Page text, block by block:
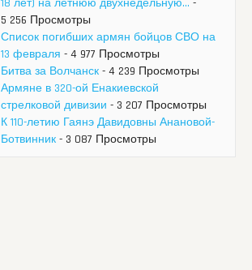
18 лет) на летнюю двухнедельную... -
5 256 Просмотры
Список погибших армян бойцов СВО на
13 февраля - 4 977 Просмотры
Битва за Волчанск - 4 239 Просмотры
Армяне в 320-ой Енакиевской
стрелковой дивизии - 3 207 Просмотры
К 110-летию Гаянэ Давидовны Анановой-
Ботвинник - 3 087 Просмотры